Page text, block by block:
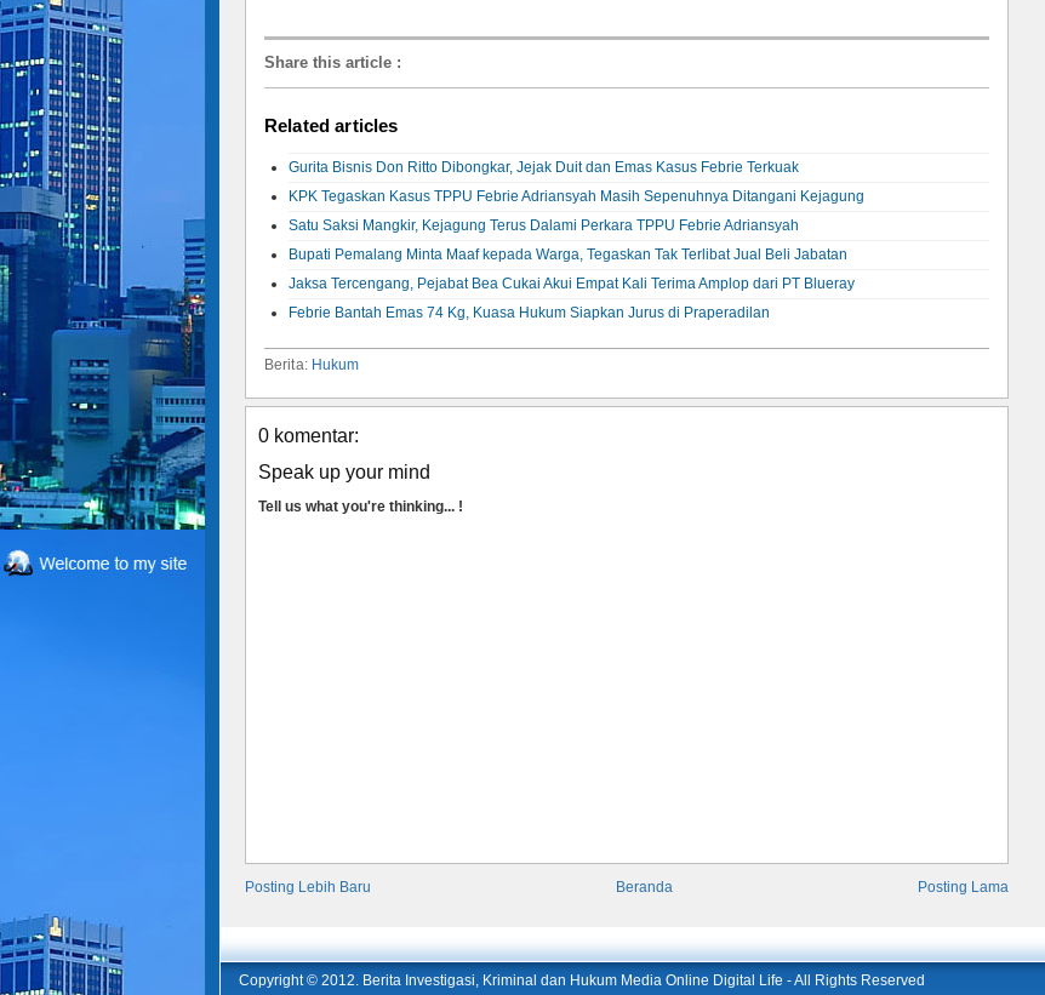
Share this article :
Related articles
Gurita Bisnis Don Ritto Dibongkar, Jejak Duit dan Emas Kasus Febrie Terkuak
KPK Tegaskan Kasus TPPU Febrie Adriansyah Masih Sepenuhnya Ditangani Kejagung
Satu Saksi Mangkir, Kejagung Terus Dalami Perkara TPPU Febrie Adriansyah
Bupati Pemalang Minta Maaf kepada Warga, Tegaskan Tak Terlibat Jual Beli Jabatan
Jaksa Tercengang, Pejabat Bea Cukai Akui Empat Kali Terima Amplop dari PT Blueray
Febrie Bantah Emas 74 Kg, Kuasa Hukum Siapkan Jurus di Praperadilan
Berita: Hukum
0 komentar:
Speak up your mind
Tell us what you're thinking... !
Posting Lebih Baru Posting Lama
Beranda
Copyright © 2012. Berita Investigasi, Kriminal dan Hukum Media Online Digital Life - All Rights Reserved